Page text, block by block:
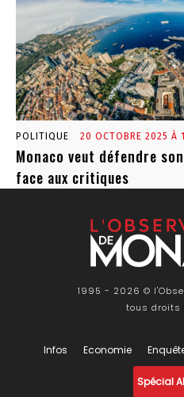
POLITIQUE 20 OCTOBRE 2025 À
Monaco veut défendre
face aux critiques
1995 - 2026 ©
tous droits
Infos Economie
Spécial